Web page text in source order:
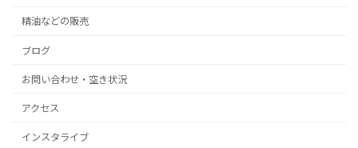
精油などの販売
ブログ
お問い合わせ・空き状況
アクセス
インスタライブ